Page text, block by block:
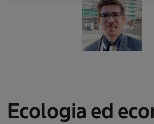
Ecologia ed